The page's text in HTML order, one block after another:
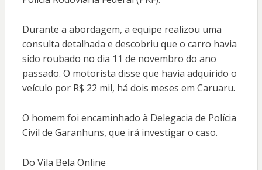
Durante a abordagem, a equipe realizou uma
consulta detalhada e descobriu que o carro havia
sido roubado no dia 11 de novembro do ano
passado. O motorista disse que havia adquirido o
veículo por R$ 22 mil, há dois meses em Caruaru.
O homem foi encaminhado à Delegacia de Polícia
Civil de Garanhuns, que irá investigar o caso.
Do Vila Bela Online